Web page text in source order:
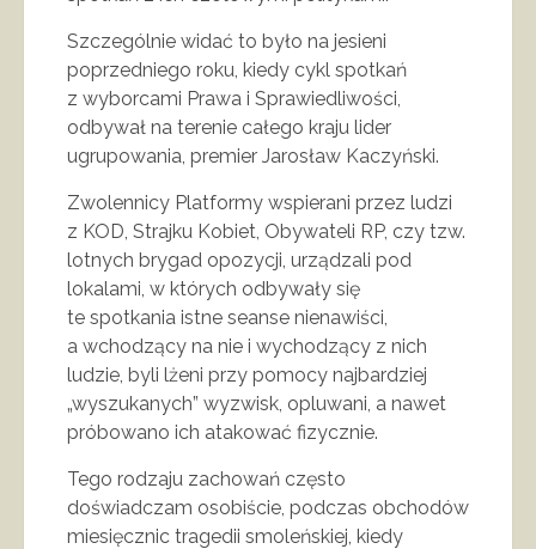
Szczególnie widać to było na jesieni
poprzedniego roku, kiedy cykl spotkań
z wyborcami Prawa i Sprawiedliwości,
odbywał na terenie całego kraju lider
ugrupowania, premier Jarosław Kaczyński.
Zwolennicy Platformy wspierani przez ludzi
z KOD, Strajku Kobiet, Obywateli RP, czy tzw.
lotnych brygad opozycji, urządzali pod
lokalami, w których odbywały się
te spotkania istne seanse nienawiści,
a wchodzący na nie i wychodzący z nich
ludzie, byli lżeni przy pomocy najbardziej
„wyszukanych” wyzwisk, opluwani, a nawet
próbowano ich atakować fizycznie.
Tego rodzaju zachowań często
doświadczam osobiście, podczas obchodów
miesięcznic tragedii smoleńskiej, kiedy